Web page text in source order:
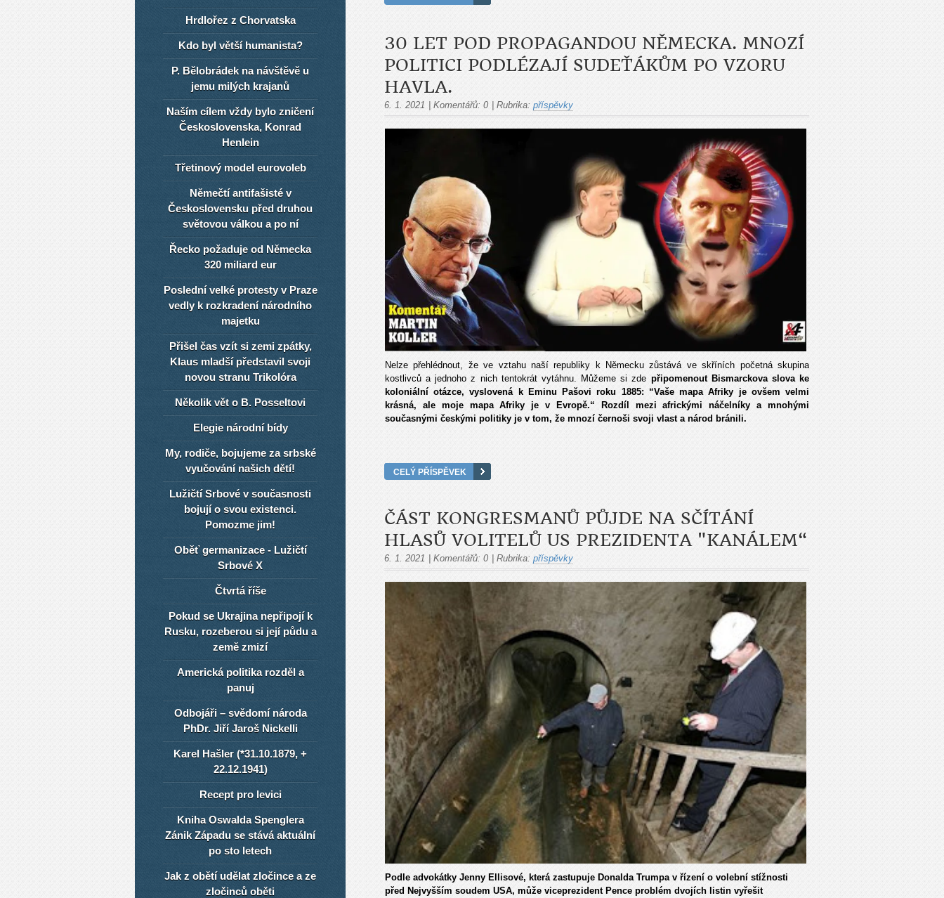
30 LET POD PROPAGANDOU NĚMECKA. MNOZÍ
POLITICI PODLÉZAJÍ SUDEŤÁKŮM PO VZORU
HAVLA.
6. 1. 2021 Komentářů: 0 Rubrika: příspěvky
Nelze přehlédnout, že ve vztahu naší republiky k Německu zůstává ve skříních početná skupina
kostlivců a jednoho z nich tentokrát vytáhnu. Můžeme si zde připomenout Bismarckova slova ke
koloniální otázce, vyslovená k Eminu Pašovi roku 1885: “Vaše mapa Afriky je ovšem velmi
krásná, ale moje mapa Afriky je v Evropě.“ Rozdíl mezi africkými náčelníky a mnohými
současnými českými politiky je v tom, že mnozí černoši svoji vlast a národ bránili.
CELÝ PŘÍSPĚVEK
ČÁST KONGRESMANŮ PŮJDE NA SČÍTÁNÍ
HLASŮ VOLITELŮ US PREZIDENTA "KANÁLEM“
6. 1. 2021 Komentářů: 0 Rubrika: příspěvky
Podle advokátky Jenny Ellisové, která zastupuje Donalda Trumpa v řízení o volební stížnosti
před Nejvyšším soudem USA, může viceprezident Pence problém dvojích listin vyřešit
Hrdlořez z Chorvatska
Kdo byl větší humanista?
P. Bělobrádek na návštěvě u
jemu milých krajanů
Naším cílem vždy bylo zničení
Československa, Konrad
Henlein
Třetinový model eurovoleb
Němečtí antifašisté v
Československu před druhou
světovou válkou a po ní
Řecko požaduje od Německa
320 miliard eur
Poslední velké protesty v Praze
vedly k rozkradení národního
majetku
Přišel čas vzít si zemi zpátky,
Klaus mladší představil svoji
novou stranu Trikolóra
Několik vět o B. Posseltovi
Elegie národní bídy
My, rodiče, bojujeme za srbské
vyučování našich dětí!
Lužičtí Srbové v současnosti
bojují o svou existenci.
Pomozme jim!
Oběť germanizace - Lužičtí
Srbové X
Čtvrtá říše
Pokud se Ukrajina nepřipojí k
Rusku, rozeberou si její půdu a
země zmizí
Americká politika rozděl a
panuj
Odbojáři – svědomí národa
PhDr. Jiří Jaroš Nickelli
Karel Hašler (*31.10.1879, +
22.12.1941)
Recept pro levici
Kniha Oswalda Spenglera
Zánik Západu se stává aktuální
po sto letech
Jak z obětí udělat zločince a ze
zločinců oběti